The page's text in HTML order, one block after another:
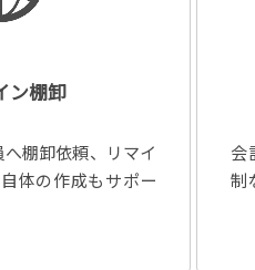
ン棚卸
棚卸依頼、リマイ
体の作成もサポー
会
制